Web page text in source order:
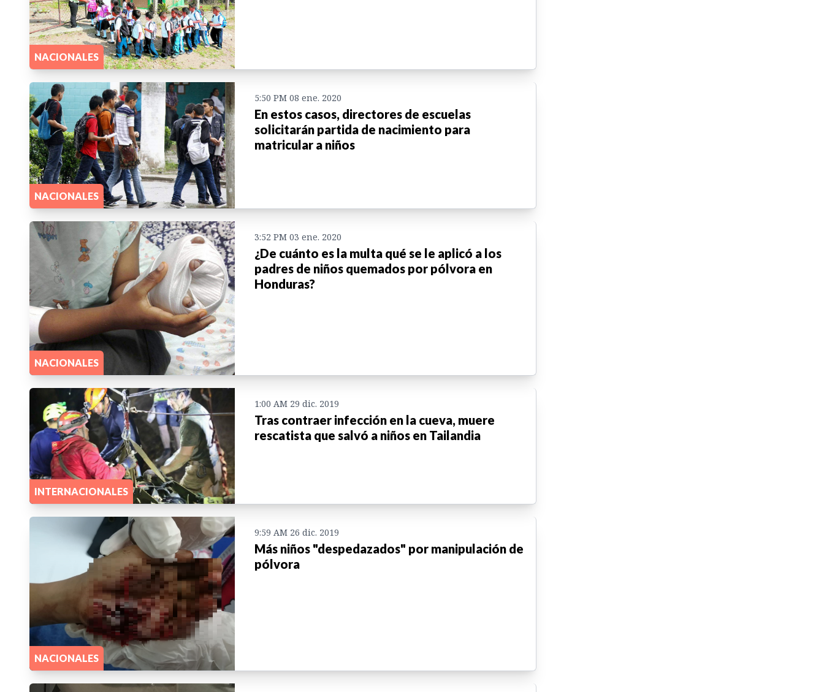
NACIONALES
NACIONALES
5:50 PM 08 ene. 2020
En estos casos, directores de escuelas
solicitarán partida de nacimiento para
matricular a niños
NACIONALES
3:52 PM 03 ene. 2020
¿De cuánto es la multa qué se le aplicó a los
padres de niños quemados por pólvora en
Honduras?
INTERNACIONALES
1:00 AM 29 dic. 2019
Tras contraer infección en la cueva, muere
rescatista que salvó a niños en Tailandia
NACIONALES
9:59 AM 26 dic. 2019
Más niños "despedazados" por manipulación de
pólvora